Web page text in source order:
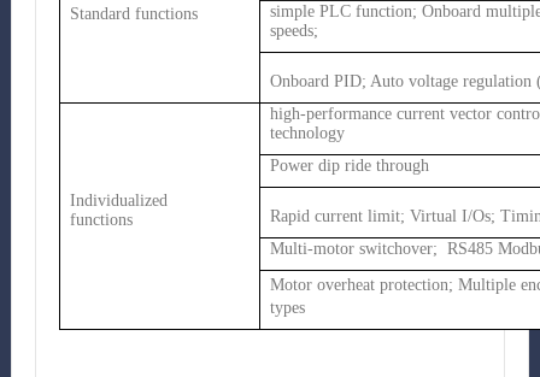
Standard functions
simple PLC function; Onboard
speeds;
Onboard PID; Auto voltage regulation
Individualized
functions
high-performance current vector
technology
Power dip ride through
Rapid current limit; Virtual I/Os;
Multi-motor switchover; RS485
Motor overheat protection; Multiple
types